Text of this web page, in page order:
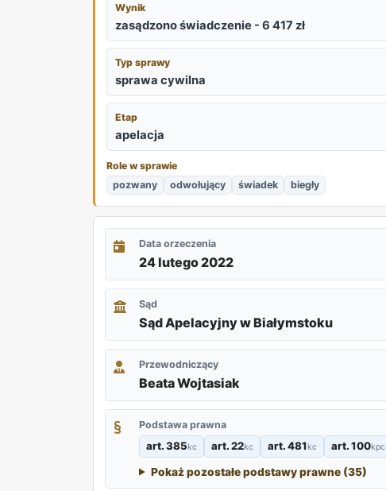
Wynik
zasądzono świadczenie - 6 417 zł
Typ sprawy
sprawa cywilna
Etap
apelacja
Role w sprawie
pozwany
odwołujący świadek biegły
Data orzeczenia
24 lutego 2022
Sąd
Sąd Apelacyjny w Białymstoku
Przewodniczący
Beata Wojtasiak
Podstawa prawna
art. 385kc art. 22kc art. 481kc art. 100kpc
Pokaż pozostałe podstawy prawne (35)